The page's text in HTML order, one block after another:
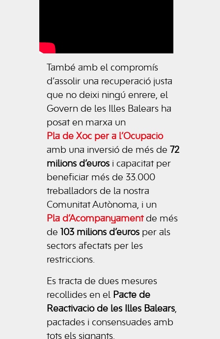
També amb el compromís
d’assolir una recuperació justa
que no deixi ningú enrere, el
Govern de les Illes Balears ha
posat en marxa un
Pla de Xoc per a l’Ocupació
amb una inversió de més de 72
milions d’euros i capacitat per
beneficiar més de 33.000
treballadors de la nostra
Comunitat Autònoma, i un
Pla d’Acompanyamentde més
de
103 milions d’euros per als
sectors afectats per les
restriccions.
Es tracta de dues mesures
recollides en el Pacte de
Reactivació de les Illes Balears,
pactades i consensuades amb
tots els signants.